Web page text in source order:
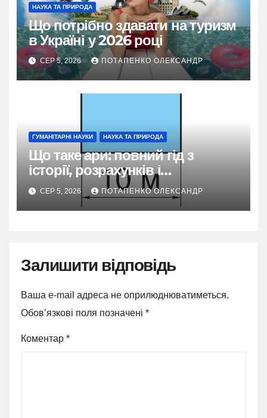
НАУКА ТА ПРИРОДА
Що потрібно здавати на туризм
в Україні у 2026 році
СЕР 5, 2026 ПОТАПЕНКО ОЛЕКСАНДР
ГУМАНІТАРНІ НАУКИ НАУКА ТА ПРИРОДА
Що таке ари: повний гід з
історії, розрахунків і
практичного застосування
СЕР 5, 2026 ПОТАПЕНКО ОЛЕКСАНДР
Залишити відповідь
Ваша e-mail адреса не оприлюднюватиметься.
Обов’язкові поля позначені *
Коментар *